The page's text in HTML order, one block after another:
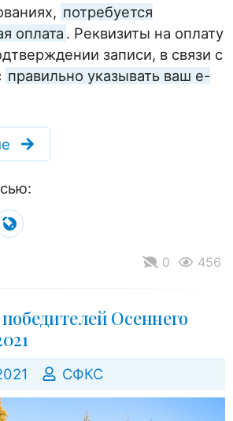
потребуется
оплата . Реквизиты на оплату
записи, в связи с
правильно указывать ваш e-
0 456
Осеннего
СФКС